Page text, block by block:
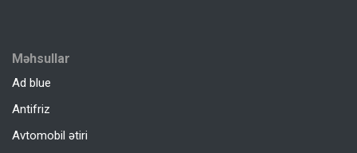
Məhsullar
Ad blue
Antifriz
Avtomobil ətiri